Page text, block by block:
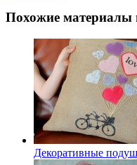
Похожие
Декоративные